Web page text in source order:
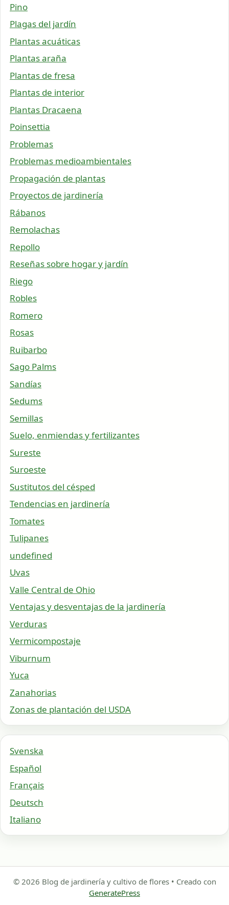
Pino
Plagas del jardín
Plantas acuáticas
Plantas araña
Plantas de fresa
Plantas de interior
Plantas Dracaena
Poinsettia
Problemas
Problemas medioambientales
Propagación de plantas
Proyectos de jardinería
Rábanos
Remolachas
Repollo
Reseñas sobre hogar y jardín
Riego
Robles
Romero
Rosas
Ruibarbo
Sago Palms
Sandías
Sedums
Semillas
Suelo, enmiendas y fertilizantes
Sureste
Suroeste
Sustitutos del césped
Tendencias en jardinería
Tomates
Tulipanes
undefined
Uvas
Valle Central de Ohio
Ventajas y desventajas de la jardinería
Verduras
Vermicompostaje
Viburnum
Yuca
Zanahorias
Zonas de plantación del USDA
Svenska
Español
Français
Deutsch
Italiano
© 2026 Blog de jardinería y cultivo de flores• Creado con
GeneratePress